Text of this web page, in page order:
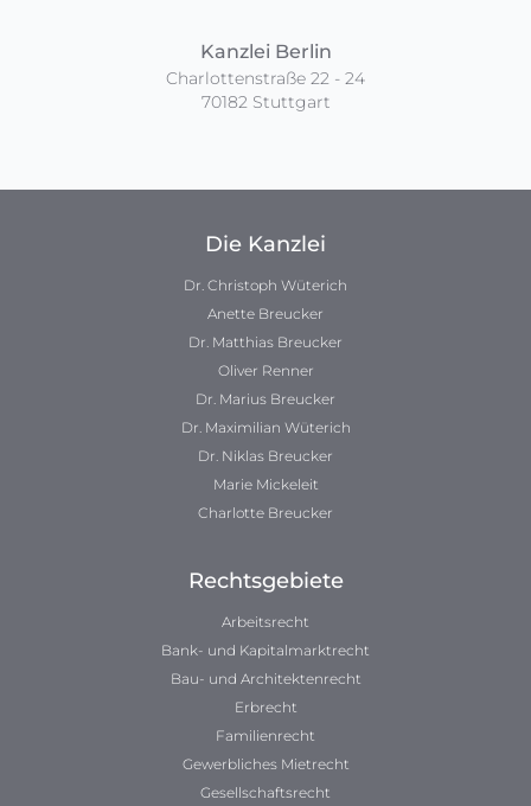
Kanzlei Berlin
Charlottenstraße 22 - 24
70182 Stuttgart
Die Kanzlei
Dr. Christoph Wüterich
Anette Breucker
Dr. Matthias Breucker
Oliver Renner
Dr. Marius Breucker
Dr. Maximilian Wüterich
Dr. Niklas Breucker
Marie Mickeleit
Charlotte Breucker
Rechtsgebiete
Arbeitsrecht
Bank- und Kapitalmarktrecht
Bau- und Architektenrecht
Erbrecht
Familienrecht
Gewerbliches Mietrecht
Gesellschaftsrecht